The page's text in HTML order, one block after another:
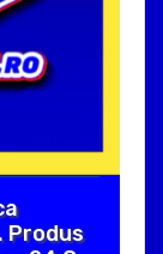
Produs